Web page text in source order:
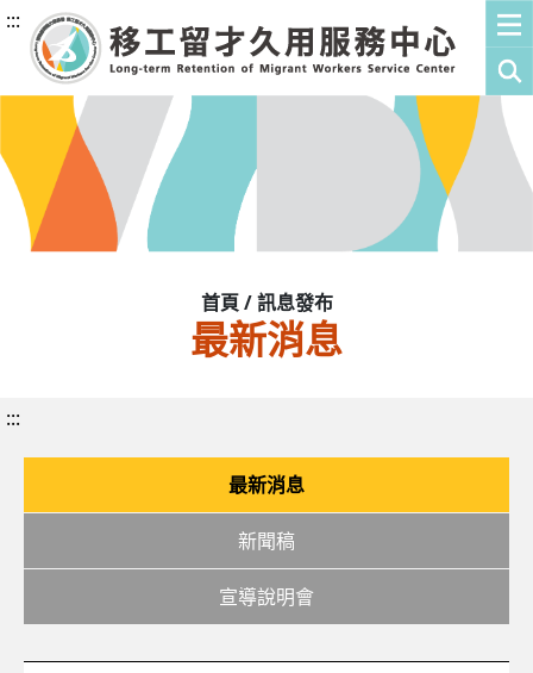
:::
首頁 / 訊息發布
最新消息
:::
最新消息
新聞稿
宣導說明會